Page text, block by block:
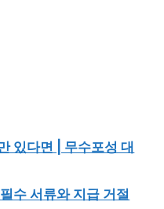
있다면 | 무수포성 대
수 서류와 지급 거절